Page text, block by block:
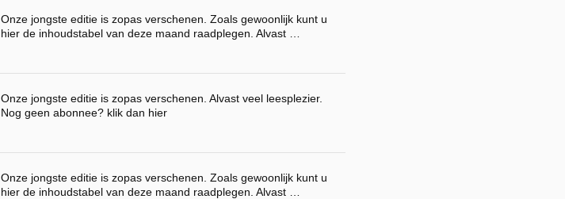
Onze jongste editie is zopas verschenen. Zoals gewoonlijk kunt u
hier de inhoudstabel van deze maand raadplegen. Alvast …
Onze jongste editie is zopas verschenen. Alvast veel leesplezier.
Nog geen abonnee? klik dan hier
Onze jongste editie is zopas verschenen. Zoals gewoonlijk kunt u
hier de inhoudstabel van deze maand raadplegen. Alvast …